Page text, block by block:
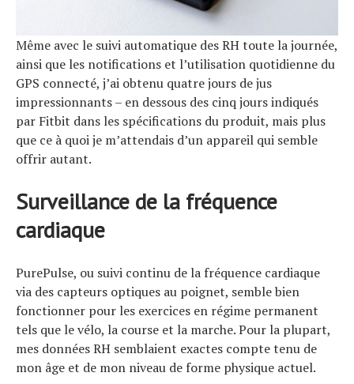
Même avec le suivi automatique des RH toute la journée,
ainsi que les notifications et l’utilisation quotidienne du
GPS connecté, j’ai obtenu quatre jours de jus
impressionnants – en dessous des cinq jours indiqués
par Fitbit dans les spécifications du produit, mais plus
que ce à quoi je m’attendais d’un appareil qui semble
offrir autant.
Surveillance de la fréquence
cardiaque
PurePulse, ou suivi continu de la fréquence cardiaque
via des capteurs optiques au poignet, semble bien
fonctionner pour les exercices en régime permanent
tels que le vélo, la course et la marche. Pour la plupart,
mes données RH semblaient exactes compte tenu de
mon âge et de mon niveau de forme physique actuel.